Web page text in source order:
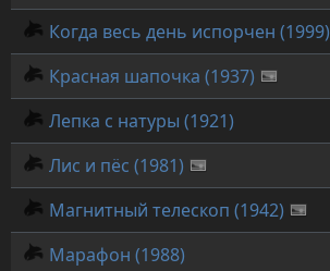
Когда весь день испорчен (1999)
Красная шапочка (1937)
Лепка с натуры (1921)
Лис и пёс (1981)
Магнитный телескоп (1942)
Марафон (1988)